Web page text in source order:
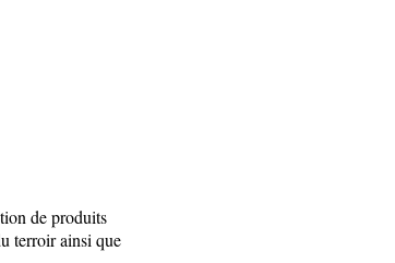
de produits
terroir ainsi que